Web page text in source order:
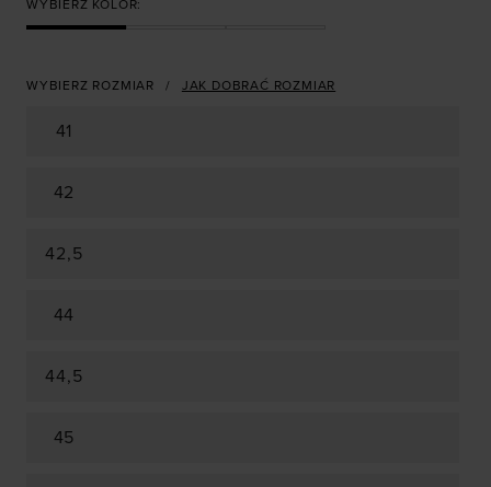
WYBIERZ KOLOR:
WYBIERZ ROZMIAR JAK DOBRAĆ ROZMIAR
41
42
42,5
44
44,5
45